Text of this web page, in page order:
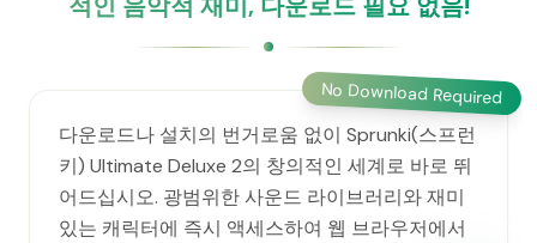
No Download Required
다운로드나 설치의 번거로움 없이 Sprunki(스프런
키) Ultimate Deluxe 2의 창의적인 세계로 바로 뛰
어드십시오. 광범위한 사운드 라이브러리와 재미
있는 캐릭터에 즉시 액세스하여 웹 브라우저에서